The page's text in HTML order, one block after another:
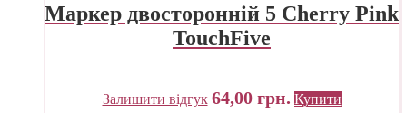
Маркер двосторонній 5 Cherry Pink
TouchFive
Залишити відгук 64,00 грн. Купити